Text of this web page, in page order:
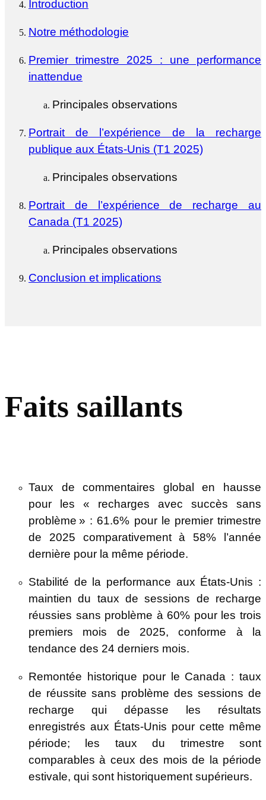
Introduction
Notre méthodologie
Premier trimestre 2025 : une performance
inattendue
Principales observations
Portrait de l’expérience de la recharge
publique aux États-Unis (T1 2025)
Principales observations
Portrait de l’expérience de recharge au
Canada (T1 2025)
Principales observations
Conclusion et implications
Faits saillants
Taux de commentaires global en hausse
pour les « recharges avec succès sans
problème » : 61.6% pour le premier trimestre
de 2025 comparativement à 58% l’année
dernière pour la même période.
Stabilité de la performance aux États-Unis :
maintien du taux de sessions de recharge
réussies sans problème à 60% pour les trois
premiers mois de 2025, conforme à la
tendance des 24 derniers mois.
Remontée historique pour le Canada : taux
de réussite sans problème des sessions de
recharge qui dépasse les résultats
enregistrés aux États-Unis pour cette même
période; les taux du trimestre sont
comparables à ceux des mois de la période
estivale, qui sont historiquement supérieurs.